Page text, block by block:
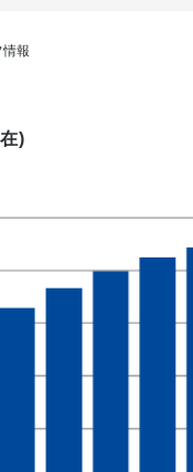
報
)